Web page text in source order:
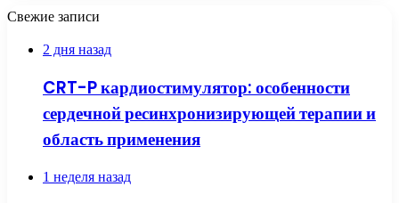
Свежие записи
2 дня назад
CRT-P кардиостимулятор: особенности
сердечной ресинхронизирующей терапии и
область применения
1 неделя назад